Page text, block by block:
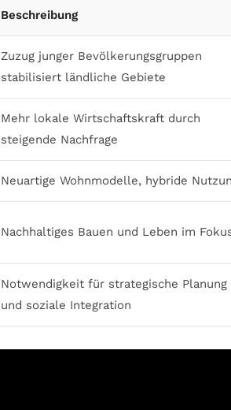
Beschreibung
Zuzug junger Bevölkerungsgruppen
stabilisiert ländliche Gebiete
Mehr lokale Wirtschaftskraft durch
steigende Nachfrage
Neuartige Wohnmodelle, hybride
Nachhaltiges Bauen und Leben im
Notwendigkeit für strategische Planung
und soziale Integration